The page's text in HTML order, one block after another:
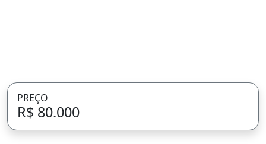
PREÇO
R$ 80.000